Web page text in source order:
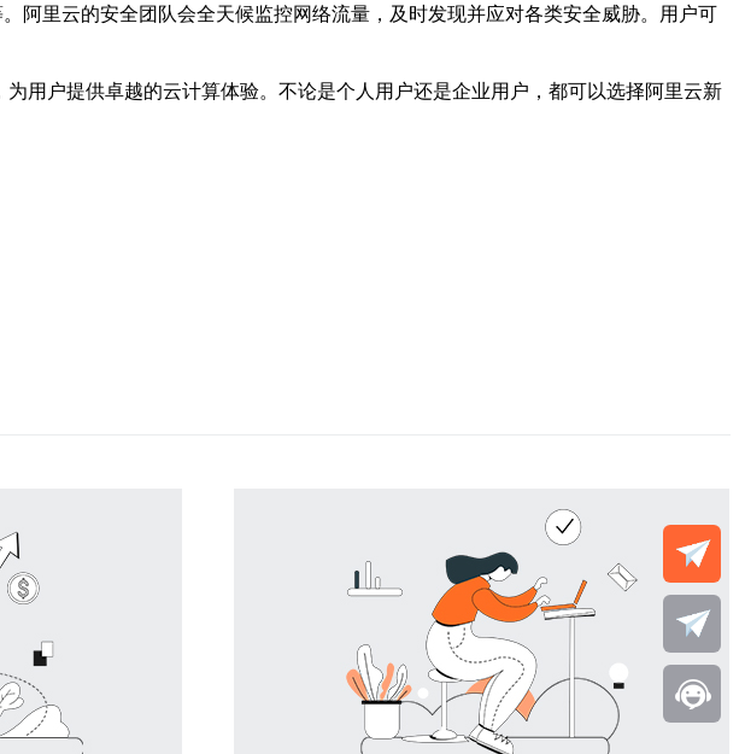
阿里云的安全团队会全天候监控网络流量，及时发现并应对各类安全威胁。用户可
用户提供卓越的云计算体验。不论是个人用户还是企业用户，都可以选择阿里云新